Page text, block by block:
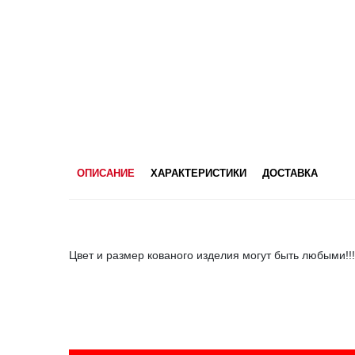
ОПИСАНИЕ ХАРАКТЕРИСТИКИ ДОСТАВКА
Цвет и размер кованого изделия могут быть